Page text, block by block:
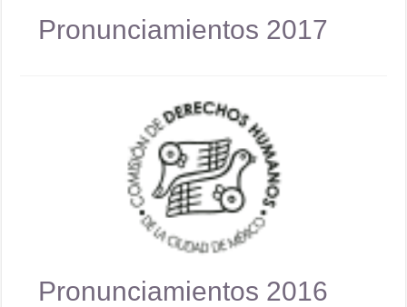
Pronunciamientos 2017
Pronunciamientos 2016